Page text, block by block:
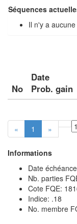
Séquences
Il n'y a
No
Date
Prob. gain
« 1 »
Informations
Date
Nb. parties
Cote FQE:
Indice: .18
No. membre